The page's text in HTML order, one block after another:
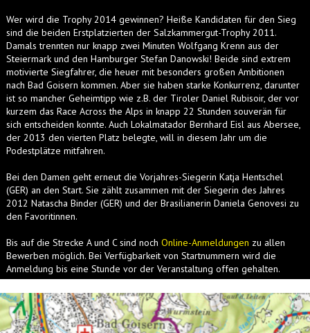
Wer wird die Trophy 2014 gewinnen? Heiße Kandidaten für den Sieg
sind die beiden Erstplatzierten der Salzkammergut-Trophy 2011.
Damals trennten nur knapp zwei Minuten Wolfgang Krenn aus der
Steiermark und den Hamburger Stefan Danowski! Beide sind extrem
motivierte Siegfahrer, die heuer mit besonders großen Ambitionen
nach Bad Goisern kommen. Aber sie haben starke Konkurrenz, darunter
ist so mancher Geheimtipp wie z.B. der Tiroler Daniel Rubisoir, der vor
kurzem das Race Across the Alps in knapp 22 Stunden souverän für
sich entscheiden konnte. Auch Lokalmatador Bernhard Eisl aus Abersee,
der 2013 den vierten Platz belegte, will in diesem Jahr um die
Podestplätze mitfahren.
Bei den Damen geht erneut die Vorjahres-Siegerin Katja Hentschel
(GER) an den Start. Sie zählt zusammen mit der Siegerin des Jahres
2012 Natascha Binder (GER) und der Brasilianerin Daniela Genovesi zu
den Favoritinnen.
Bis auf die Strecke A und C sind noch Online-Anmeldungen zu allen
Bewerben möglich. Bei Verfügbarkeit von Startnummern wird die
Anmeldung bis eine Stunde vor der Veranstaltung offen gehalten.